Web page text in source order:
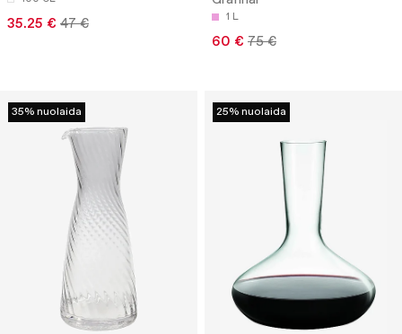
35.25 € 47 € 1 L
60 € 75 €
35% nuolaida 25% nuolaida